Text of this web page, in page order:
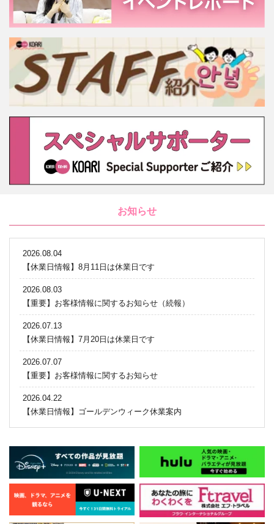
お知らせ
2026.08.04
【休業日情報】8月11日は休業日です
2026.08.03
【重要】お客様情報に関するお知らせ（続報）
2026.07.13
【休業日情報】7月20日は休業日です
2026.07.07
【重要】お客様情報に関するお知らせ
2026.04.22
【休業日情報】ゴールデンウィーク休業案内